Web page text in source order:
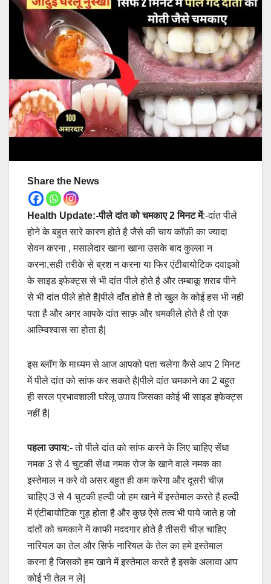
Share the News
Health Update:-पीले दांत को चमकाए 2 मिनट में:-दांत पीले
होने के बहुत सारे कारण होते है जैसे की चाय कॉफ़ी का ज्यादा
सेवन करना , मसालेदार खाना खाना उसके बाद कुल्ला न
करना,सही तरीके से ब्रश न करना या फिर एंटीबायोटिक दवाइओ
के साइड इफेक्ट्स से भी दांत पीले होते है और तम्बाकू शराब पीने
से भी दांत पीले होते है|पीले दाँत होते है तो खुल के कोई हस भी नही
पता है और अगर आपके दांत साफ़ और चमकीले होते है तो एक
आत्म्विश्वास सा होता है|
इस ब्लॉग के माध्यम से आज आपको पता चलेगा कैसे आप 2 मिनट
में पीले दांत को सांफ कर सकते है|पीले दांत चमकाने का 2 बहुत
ही सरल प्रभावशाली घरेलू उपाय जिसका कोई भी साइड इफेक्ट्स
नहीं है|
पहला उपाय:-तो पीले दांत को सांफ करने के लिए चाहिए सेंधा
नमक 3 से 4 चुटकी सेंधा नमक रोज के खाने वाले नमक का
इस्तेमाल न करे वो असर बहुत ही कम करेगा और दूसरी चीज़
चाहिए 3 से 4 चुटकी हल्दी जो हम खाने में इस्तेमाल करते है हल्दी
में एंटीबायोटिक गुड़ होता है और कुछ ऐसे तत्व भी पाये जाते ह जो
दांतों को चमकाने में काफी मददगार होते है तीसरी चीज़ चाहिए
नारियल का तेल और सिर्फ नारियल के तेल का हमे इस्तेमाल
करना है जिसको हम खाने में इस्तेमाल करते है इसके अलावा आप
कोई भी तेल न ले|